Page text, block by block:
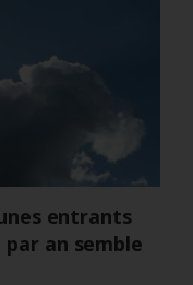
entrants
an semble